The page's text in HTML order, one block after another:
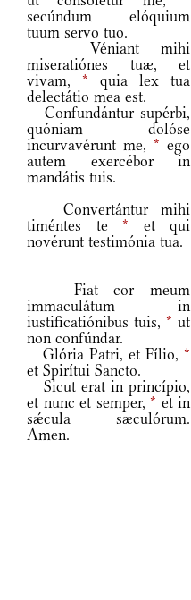
secúndum elóquium
tuum servo tuo.
Véniant mihi
miseratiónes tuæ, et
vivam, * quia lex tua
delectátio mea est.
Confundántur supérbi,
quóniam dolóse
incurvavérunt me, * ego
autem exercébor in
mandátis tuis.
Convertántur mihi
timéntes te * et qui
novérunt testimónia tua.
Fiat cor meum
immaculátum in
iustificatiónibus tuis, * ut
non confúndar.
Glória Patri, et Fílio, *
et Spirítui Sancto.
Sicut erat in princípio,
et nunc et semper, * et in
sǽcula sæculórum.
Amen.